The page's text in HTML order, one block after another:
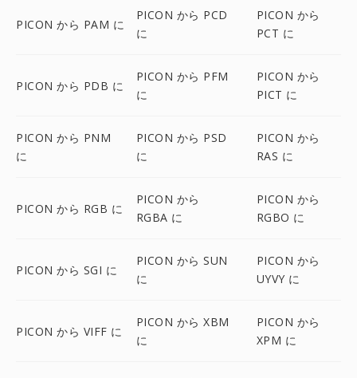
PICON から PAM に
PICON から PCD
に
PICON から
PCT に
PICON から PDB に
PICON から PFM
に
PICON から
PICT に
PICON から PNM
に
PICON から PSD
に
PICON から
RAS に
PICON から RGB に
PICON から
RGBA に
PICON から
RGBO に
PICON から SGI に
PICON から SUN
に
PICON から
UYVY に
PICON から VIFF に
PICON から XBM
に
PICON から
XPM に